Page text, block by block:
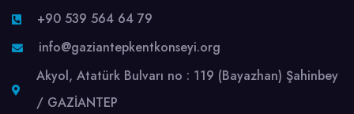
+90 539 564 64 79
info@gaziantepkentkonseyi.org
Akyol, Atatürk Bulvarı no : 119 (Bayazhan) Şahinbey
/ GAZİANTEP